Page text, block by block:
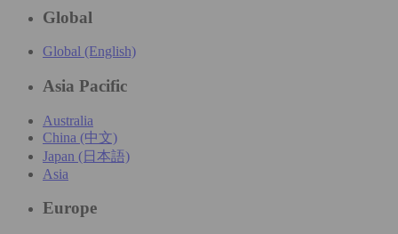
Global
Global (English)
Asia Pacific
Australia
China (中文)
Japan (日本語)
Asia
Europe